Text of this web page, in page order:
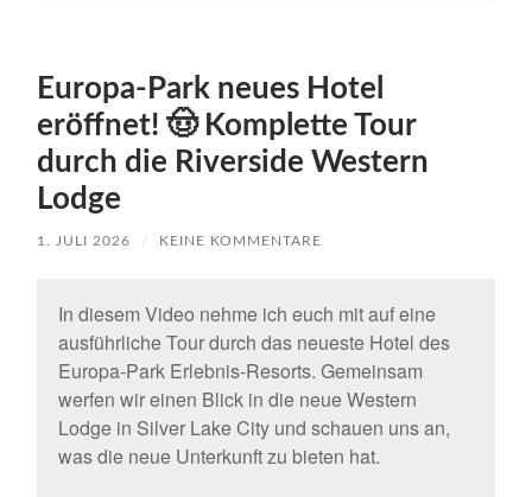
Europa-Park neues Hotel
eröffnet! 🤠 Komplette Tour
durch die Riverside Western
Lodge
1. JULI 2026 / KEINE KOMMENTARE
In diesem Video nehme ich euch mit auf eine
ausführliche Tour durch das neueste Hotel des
Europa-Park Erlebnis-Resorts. Gemeinsam
werfen wir einen Blick in die neue Western
Lodge in Silver Lake City und schauen uns an,
was die neue Unterkunft zu bieten hat.